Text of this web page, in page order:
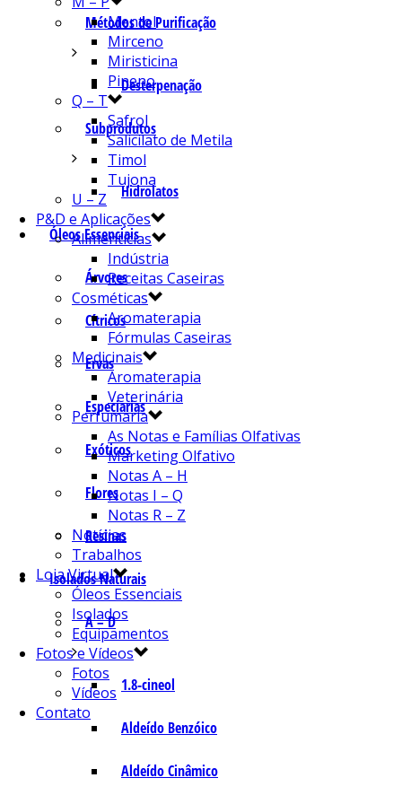
Métodos de Purificação
Desterpenação
Subprodutos
Hidrolatos
Óleos Essenciais
Árvores
Cítricos
Ervas
Especiarias
Exóticos
Flores
Resinas
Isolados Naturais
A – D
1.8-cineol
Aldeído Benzóico
Aldeído Cinâmico
Mentol
Mirceno
Miristicina
Pineno
Q – T
Safrol
Salicilato de Metila
Timol
Tujona
U – Z
P&D e Aplicações
Alimentícias
Indústria
Receitas Caseiras
Cosméticas
Aromaterapia
Fórmulas Caseiras
Medicinais
Aromaterapia
Veterinária
Perfumaria
As Notas e Famílias Olfativas
Marketing Olfativo
Notas A – H
Notas I – Q
Notas R – Z
Notícias
Trabalhos
Loja Virtual
Óleos Essenciais
Isolados
Equipamentos
Fotos e Vídeos
Fotos
Vídeos
Contato